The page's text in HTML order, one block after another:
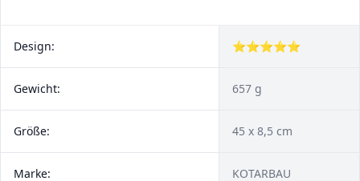
Design: ⭐⭐⭐⭐⭐
Gewicht: 657 g
Größe: 45 x 8,5 cm
Marke: KOTARBAU